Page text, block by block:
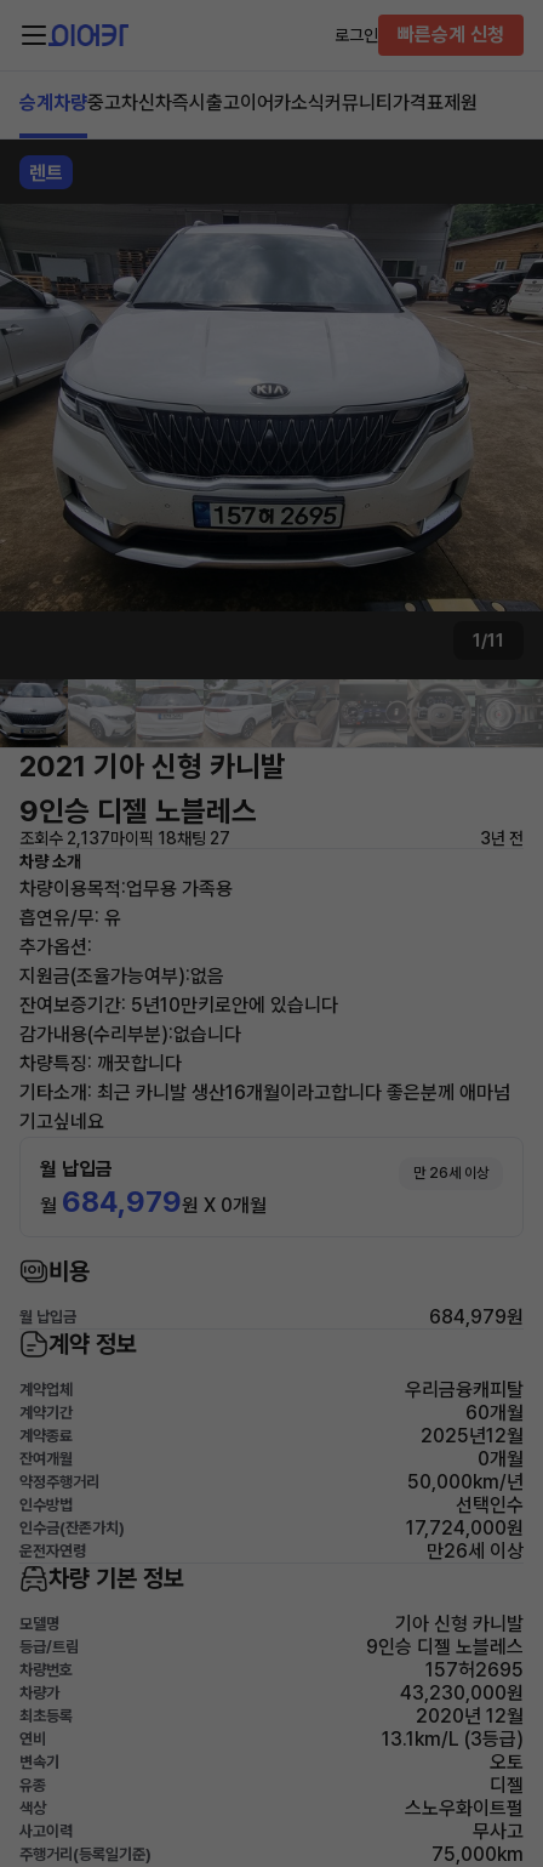
로그인 빠른승계 신청
승계차량중고차신차즉시출고이어카소식커뮤니티 가격표제원
렌트
1/11
2021 기아 신형 카니발
9인승 디젤 노블레스
조회수 2,137마이픽 18채팅 27
3년 전
차량 소개
차량이용목적:업무용 가족용
흡연유/무: 유
추가옵션:
지원금(조율가능여부):없음
잔여보증기간: 5년10만키로안에 있습니다
감가내용(수리부분):없습니다
차량특징: 깨끗합니다
기타소개: 최근 카니발 생산16개월이라고합니다 좋은분께 애마넘
기고싶네요
월 납입금 만 26세 이상
월 684,979원 X 0개월
비용
월 납입금 684,979원
계약 정보
계약업체 우리금융캐피탈
계약기간 60개월
계약종료 2025년12월
잔여개월 0개월
약정주행거리 50,000km/년
인수방법 선택인수
인수금(잔존가치) 17,724,000원
운전자연령 만26세 이상
차량 기본 정보
모델명 기아 신형 카니발
등급/트림 9인승 디젤 노블레스
차량번호 157허2695
차량가 43,230,000원
최초등록 2020년 12월
연비 13.1km/L (3등급)
변속기 오토
유종 디젤
색상 스노우화이트펄
사고이력 무사고
주행거리(등록일기준) 75,000km